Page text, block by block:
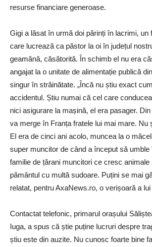
resurse financiare generoase.
Gigi a lăsat în urmă doi părinți în lacrimi, un
care lucrează ca păstor la oi în județul
geamănă, căsătorită. În schimb el nu era
angajat la o unitate de alimentație publică
singur în străinătate. „Încă nu știu exact
accidentul. Știu numai că cel care
nici asigurare la mașină, el era pasager.
va merge în Franța fratele lui mai mare. Nu
El era de cinci ani acolo, muncea la o
super muncitor de când a început să umble
familie de țărani muncitori ce cresc
pământul cu multă sudoare. Puțini se mai
relatat, pentru AxaNews.ro, o verișoară a lui
Contactat telefonic, primarul orașului
Iuga, a spus că știe puține lucruri despre
știu este din auzite. Nu cunosc foarte bine